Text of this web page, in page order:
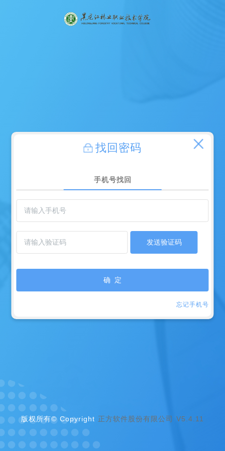
找回密码
手机号找回
发送验证码
确 定
忘记手机号
版权所有© Copyright 正方软件股份有限公司 V5.4.11